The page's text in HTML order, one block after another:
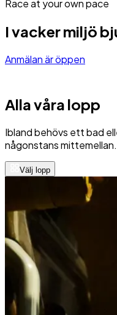
Race at your own pace
I vacker miljö
Anmälan är öppen
Alla våra lopp
Ibland behövs ett bad
någonstans
Välj lopp